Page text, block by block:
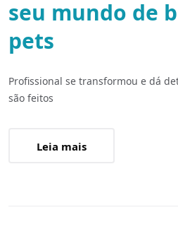
seu mundo de
pets
Profissional se transformou e dá
são feitos
Leia mais